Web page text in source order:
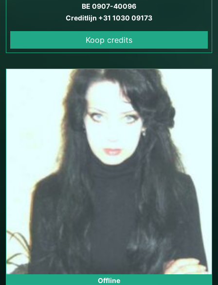
BE 0907-40096
Creditlijn +31 1030 09173
Koop credits
Offline